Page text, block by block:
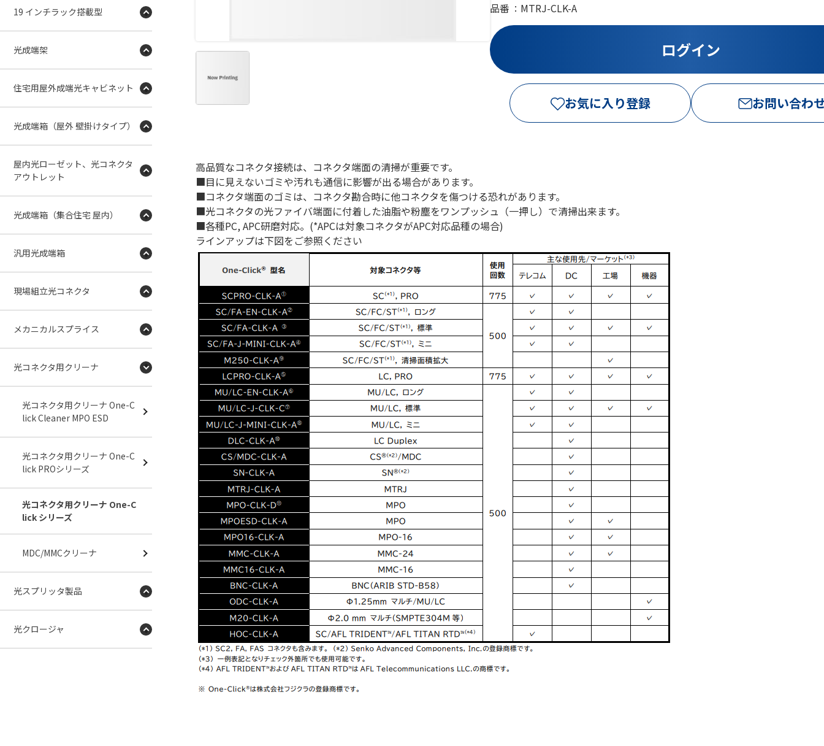
品番 MTRJ-CLK-A
お気に入り登録 お問い合わ
高品質なコネクタ接続は、コネクタ端面の清掃が重要です。
■目に見えないゴミや汚れも通信に影響が出る場合があります。
■コネクタ端面のゴミは、コネクタ勘合時に他コネクタを傷つける恐れがあります。
■光コネクタの光ファイバ端面に付着した油脂や粉塵をワンプッシュ（一押し）で清掃出来ます。
■各種PC, APC研磨対応。(*APCは対象コネクタがAPC対応品種の場合)
ラインアップは下図をご参照ください
19 インチラック搭載型
光成端架
住宅用屋外成端光キャビネット
光成端箱（屋外 壁掛けタイプ）
屋内光ローゼット、光コネクタ
アウトレット
光成端箱（集合住宅 屋内）
汎用光成端箱
現場組立光コネクタ
メカニカルスプライス
光コネクタ用クリーナ
光コネクタ用クリーナ One-C
lick Cleaner MPO ESD
光コネクタ用クリーナ One-C
lick PROシリーズ
光コネクタ用クリーナ One-C
lick シリーズ
MDC/MMCクリーナ
光スプリッタ製品
光クロージャ